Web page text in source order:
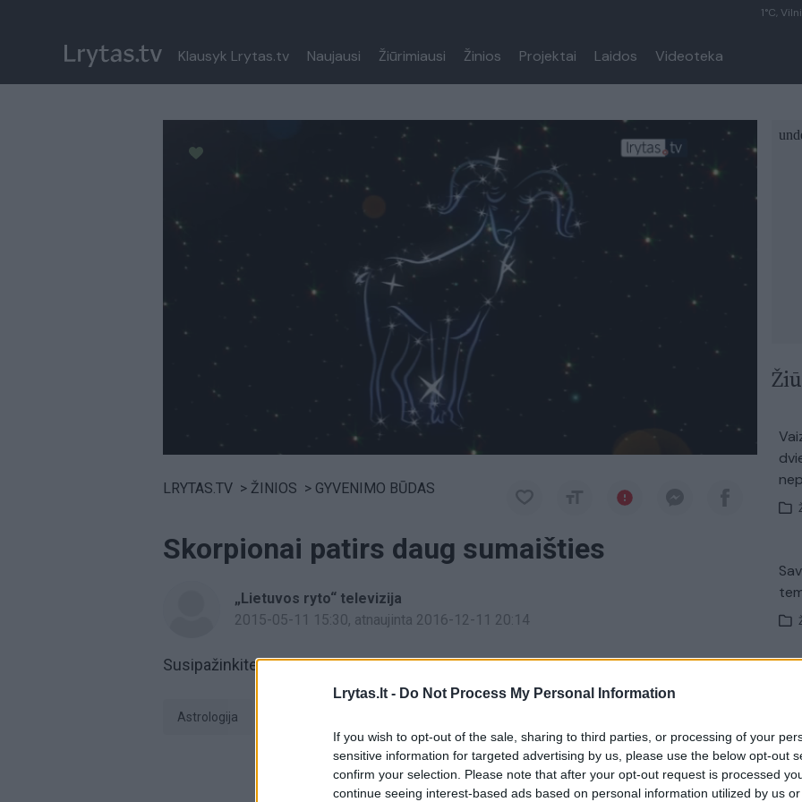
Lrytas.lt - Do Not Process My Personal Information
If you wish to opt-out of the sale, sharing to third parties, or processing of your
sensitive information for targeted advertising by us, please use the below opt-out
confirm your selection. Please note that after your opt-out request is processed
continue seeing interest-based ads based on personal information utilized by us
1°C,
Klausyk Lrytas.tv Naujausi Žiūrimiausi Žinios Projektai Laidos Videoteka
Paremkite Ukrainą
LRYTAS.TV > ŽINIOS > GYVENIMO BŪDAS
Skorpionai patirs daug sumaišties
„Lietuvos ryto“ televizija
2015-05-11 15:30, atnaujinta 2016-12-11 20:14
Susipažinkite su astrologinėmis prognozėmis gegužės 12 dienai, antradieniui.
Astrologija
V.